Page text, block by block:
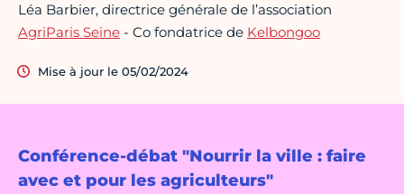
Conférence-débat "Nourrir la ville : faire
avec et pour les agriculteurs"
Léa Barbier, directrice générale de l’association
AgriParis Seine - Co fondatrice de Kelbongoo
Mise à jour le 05/02/2024